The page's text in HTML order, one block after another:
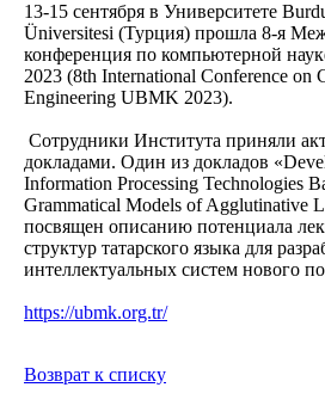
13-15 сентября в Университете
Üniversitesi (Турция) прошла 8-я
конференция по компьютерной
2023 (8th International Conference on
Engineering UBMK 2023).
Сотрудники Института приняли
докладами. Один из докладов
Information Processing Technologies
Grammatical Models of Agglutinative
посвящен описанию потенциала
структур татарского языка для
интеллектуальных систем нового
https://ubmk.org.tr/
Возврат к списку